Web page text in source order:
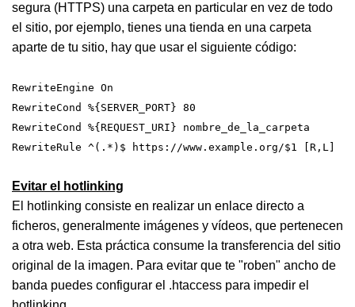
segura (HTTPS) una carpeta en particular en vez de todo
el sitio, por ejemplo, tienes una tienda en una carpeta
aparte de tu sitio, hay que usar el siguiente código:
RewriteEngine On
RewriteCond %{SERVER_PORT} 80
RewriteCond %{REQUEST_URI} nombre_de_la_carpeta
RewriteRule ^(.*)$ https://www.example.org/$1 [R,L]
Evitar el hotlinking
El hotlinking consiste en realizar un enlace directo a
ficheros, generalmente imágenes y vídeos, que pertenecen
a otra web. Esta práctica consume la transferencia del sitio
original de la imagen. Para evitar que te "roben" ancho de
banda puedes configurar el .htaccess para impedir el